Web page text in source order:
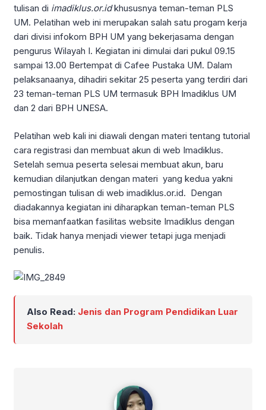
tulisan di imadiklus.or.idkhususnya teman-teman PLS
UM. Pelatihan web ini merupakan salah satu progam kerja
dari divisi infokom BPH UM yang bekerjasama dengan
pengurus Wilayah I. Kegiatan ini dimulai dari pukul 09.15
sampai 13.00 Bertempat di Cafee Pustaka UM. Dalam
pelaksanaanya, dihadiri sekitar 25 peserta yang terdiri dari
23 teman-teman PLS UM termasuk BPH Imadiklus UM
dan 2 dari BPH UNESA.
Pelatihan web kali ini diawali dengan materi tentang tutorial
cara registrasi dan membuat akun di web Imadiklus.
Setelah semua peserta selesai membuat akun, baru
kemudian dilanjutkan dengan materi yang kedua yakni
pemostingan tulisan di web imadiklus.or.id. Dengan
diadakannya kegiatan ini diharapkan teman-teman PLS
bisa memanfaatkan fasilitas website Imadiklus dengan
baik. Tidak hanya menjadi viewer tetapi juga menjadi
penulis.
Also Read: Jenis dan Program Pendidikan Luar
Sekolah